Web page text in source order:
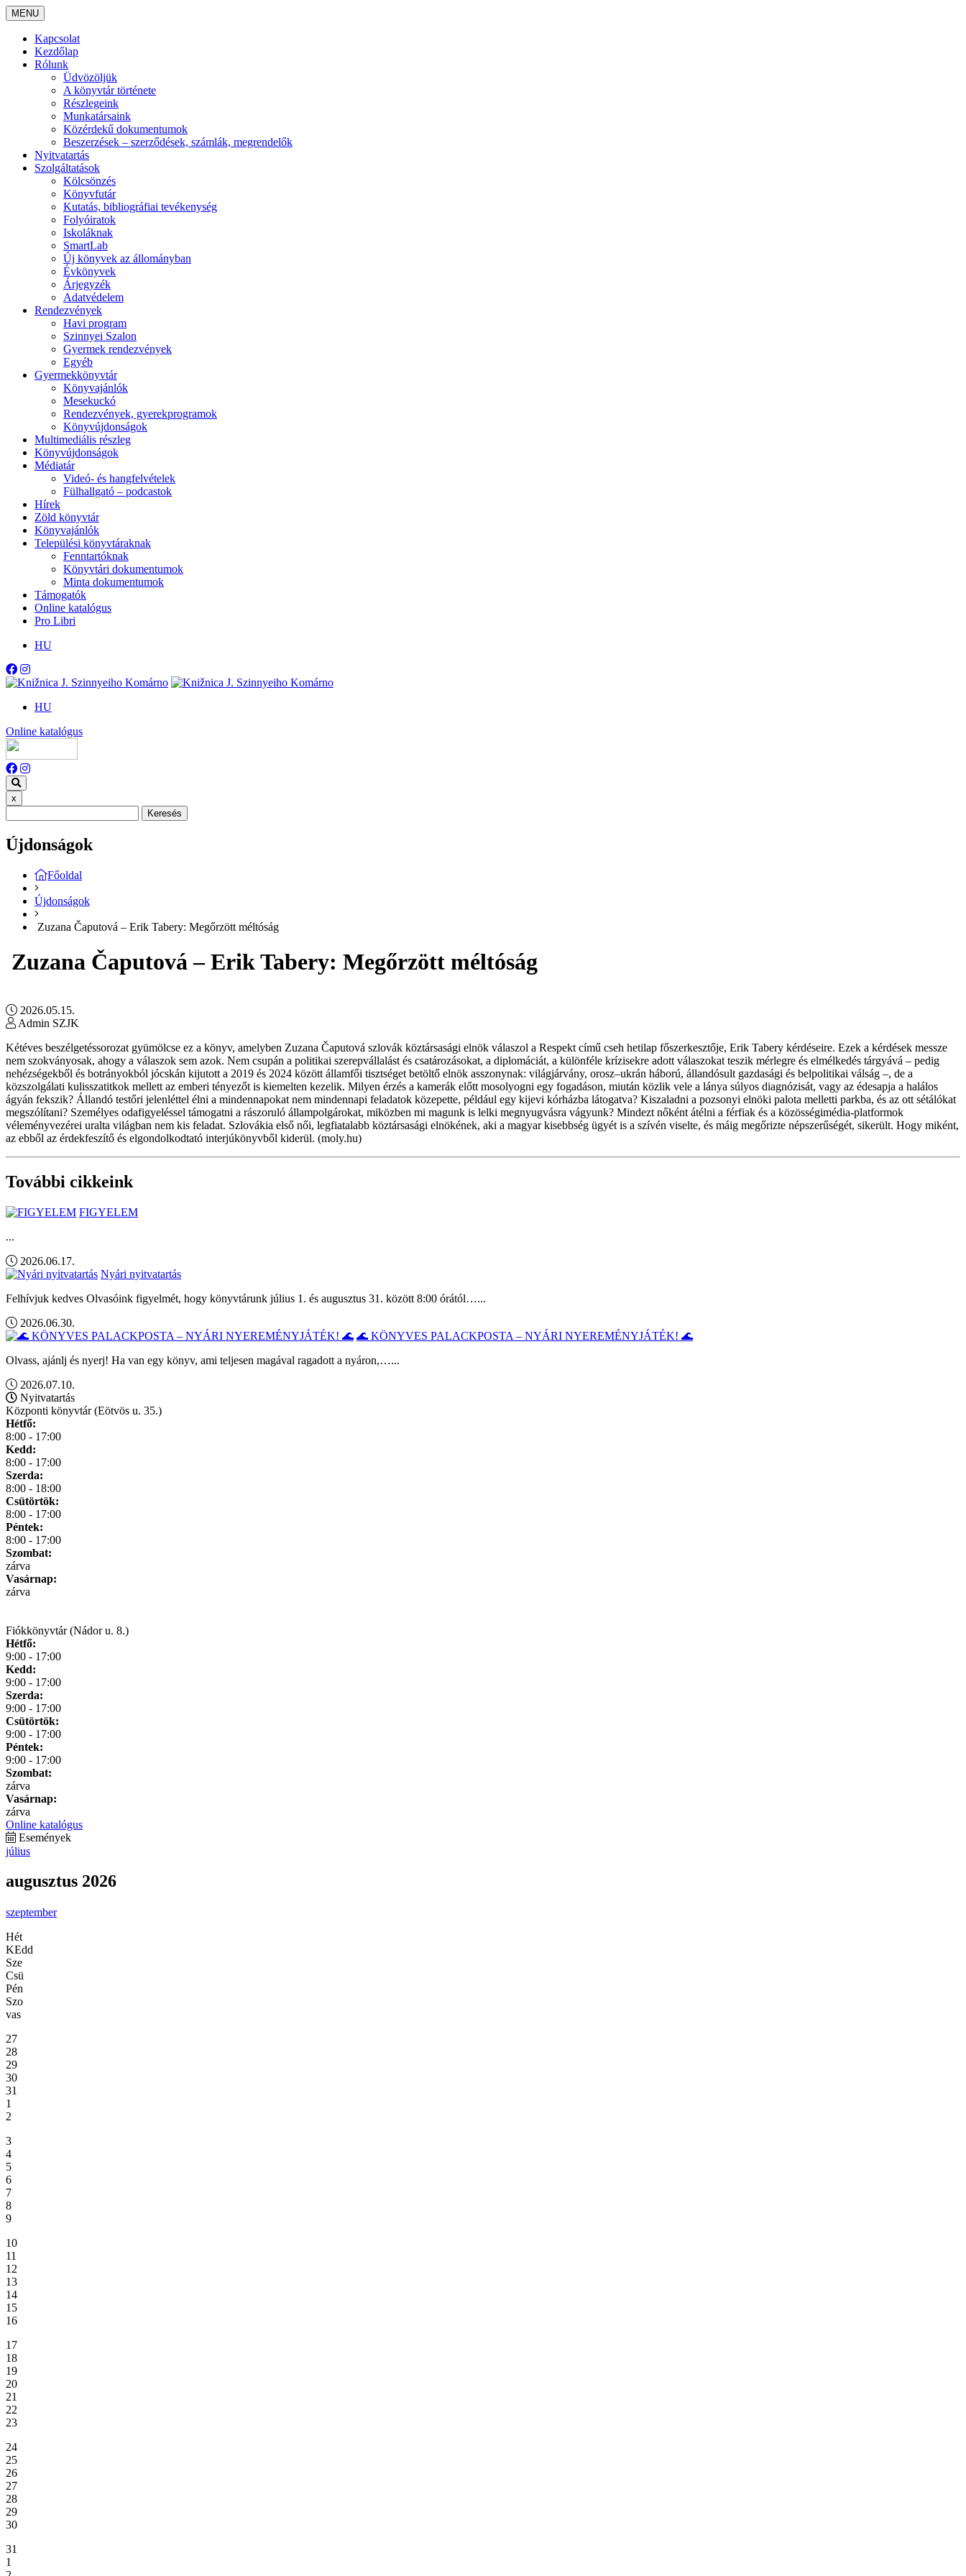
MENU
Kapcsolat
Kezdőlap
Rólunk
Üdvözöljük
A könyvtár története
Részlegeink
Munkatársaink
Közérdekű dokumentumok
Beszerzések – szerződések, számlák, megrendelők
Nyitvatartás
Szolgáltatások
Kölcsönzés
Könyvfutár
Kutatás, bibliográfiai tevékenység
Folyóiratok
Iskoláknak
SmartLab
Új könyvek az állományban
Évkönyvek
Árjegyzék
Adatvédelem
Rendezvények
Havi program
Szinnyei Szalon
Gyermek rendezvények
Egyéb
Gyermekkönyvtár
Könyvajánlók
Mesekuckó
Rendezvények, gyerekprogramok
Könyvújdonságok
Multimediális részleg
Könyvújdonságok
Médiatár
Videó- és hangfelvételek
Fülhallgató – podcastok
Hírek
Zöld könyvtár
Könyvajánlók
Települési könyvtáraknak
Fenntartóknak
Könyvtári dokumentumok
Minta dokumentumok
Támogatók
Online katalógus
Pro Libri
HU
HU
Online katalógus
x
Keresés
Újdonságok
Főoldal
Újdonságok
Zuzana Čaputová – Erik Tabery: Megőrzött méltóság
Zuzana Čaputová – Erik Tabery: Megőrzött méltóság
2026.05.15.
Admin SZJK
Kétéves beszélgetéssorozat gyümölcse ez a könyv, amelyben Zuzana Čaputová szlovák köztársasági elnök válaszol a Respekt című cseh hetilap főszerkesztője, Erik Tabery kérdéseire. Ezek a kérdések messze
nem szokványosak, ahogy a válaszok sem azok. Nem csupán a politikai szerepvállalást és csatározásokat, a diplomáciát, a különféle krízisekre adott válaszokat teszik mérlegre és elmélkedés tárgyává – pedig
nehézségekből és botrányokból jócskán kijutott a 2019 és 2024 között államfői tisztséget betöltő elnök asszonynak: világjárvány, orosz–ukrán háború, állandósult gazdasági és belpolitikai válság –, de a
közszolgálati kulisszatitkok mellett az emberi tényezőt is kiemelten kezelik. Milyen érzés a kamerák előtt mosolyogni egy fogadáson, miután közlik vele a lánya súlyos diagnózisát, vagy az édesapja a halálos
ágyán fekszik? Állandó testőri jelenléttel élni a mindennapokat nem mindennapi feladatok közepette, például egy kijevi kórházba látogatva? Kiszaladni a pozsonyi elnöki palota melletti parkba, és az ott sétálókat
megszólítani? Személyes odafigyeléssel támogatni a rászoruló állampolgárokat, miközben mi magunk is lelki megnyugvásra vágyunk? Mindezt nőként átélni a férfiak és a közösségimédia-platformok
véleményvezérei uralta világban nem kis feladat. Szlovákia első női, legfiatalabb köztársasági elnökének, aki a magyar kisebbség ügyét is a szívén viselte, és máig megőrizte népszerűségét, sikerült. Hogy miként,
az ebből az érdekfeszítő és elgondolkodtató interjúkönyvből kiderül. (moly.hu)
További cikkeink
FIGYELEM
...
2026.06.17.
Nyári nyitvatartás
Felhívjuk kedves Olvasóink figyelmét, hogy könyvtárunk július 1. és augusztus 31. között 8:00 órától…...
2026.06.30.
🌊 KÖNYVES PALACKPOSTA – NYÁRI NYEREMÉNYJÁTÉK! 🌊
Olvass, ajánlj és nyerj! Ha van egy könyv, ami teljesen magával ragadott a nyáron,…...
2026.07.10.
Nyitvatartás
Központi könyvtár (Eötvös u. 35.)
Hétfő:
8:00 - 17:00
Kedd:
8:00 - 17:00
Szerda:
8:00 - 18:00
Csütörtök:
8:00 - 17:00
Péntek:
8:00 - 17:00
Szombat:
zárva
Vasárnap:
zárva
Fiókkönyvtár (Nádor u. 8.)
Hétfő:
9:00 - 17:00
Kedd:
9:00 - 17:00
Szerda:
9:00 - 17:00
Csütörtök:
9:00 - 17:00
Péntek:
9:00 - 17:00
Szombat:
zárva
Vasárnap:
zárva
Online katalógus
Események
július
augusztus 2026
szeptember
Hét
KEdd
Sze
Csü
Pén
Szo
vas
27
28
29
30
31
1
2
3
4
5
6
7
8
9
10
11
12
13
14
15
16
17
18
19
20
21
22
23
24
25
26
27
28
29
30
31
1